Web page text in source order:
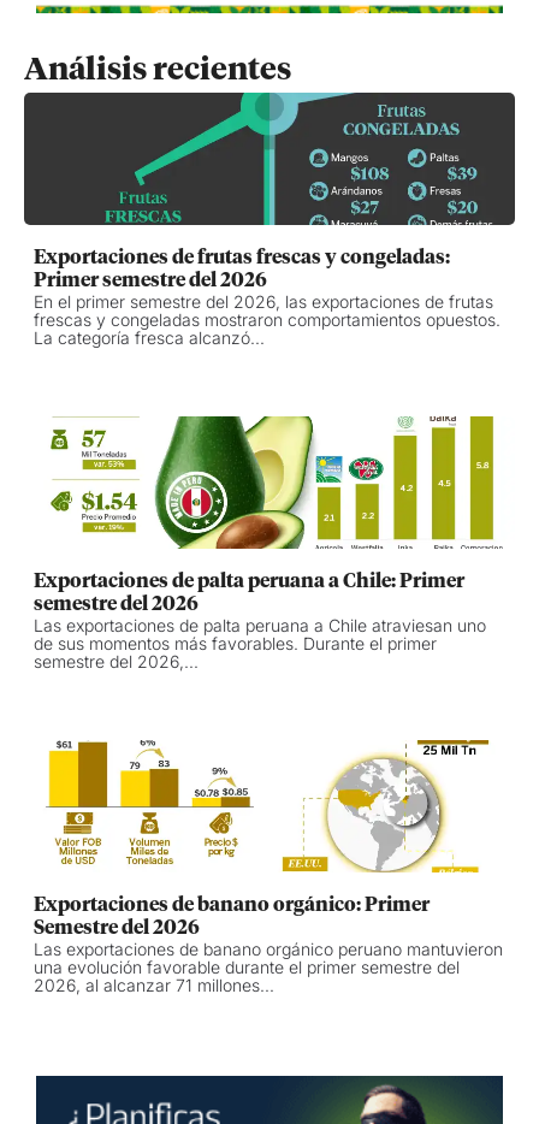
Análisis recientes
Exportaciones de frutas frescas y congeladas:
Primer semestre del 2026
En el primer semestre del 2026, las exportaciones de frutas
frescas y congeladas mostraron comportamientos opuestos.
La categoría fresca alcanzó...
Exportaciones de palta peruana a Chile: Primer
semestre del 2026
Las exportaciones de palta peruana a Chile atraviesan uno
de sus momentos más favorables. Durante el primer
semestre del 2026,...
Exportaciones de banano orgánico: Primer
Semestre del 2026
Las exportaciones de banano orgánico peruano mantuvieron
una evolución favorable durante el primer semestre del
2026, al alcanzar 71 millones...